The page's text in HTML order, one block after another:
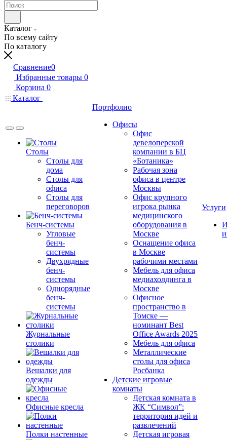
Каталог
По всему сайту
По каталогу
Сравнение0
Избранные товары 0
Корзина 0
Каталог
Столы
Столы для
дома
Столы для
офиса
Столы для
переговоров
Бенч-системы
Угловые
бенч-
системы
Двухрядные
бенч-
системы
Однорядные
бенч-
системы
Журнальные
столики
Вешалки для
одежды
Офисные кресла
Полки настенные
Портфолио
Офисы
Офис
девелоперской
компании в БЦ
«Ботаника»
Рабочая зона
офиса в центре
Москвы
Офис крупного
игрока рынка
медицинского
оборудования в
Москве
Оснащение офиса
в Москве
рабочими местами
Мебель для офиса
медиахолдинга в
Москве
Офисное
пространство в
Томске —
номинант Best
Office Awards 2025
Мебель для офиса
Металлические
столы для офиса
Росбанка
Детские игровые
комнаты
Детская комната в
ЖК “Символ”:
территория идей и
развлечений
Детская игровая
Услуги